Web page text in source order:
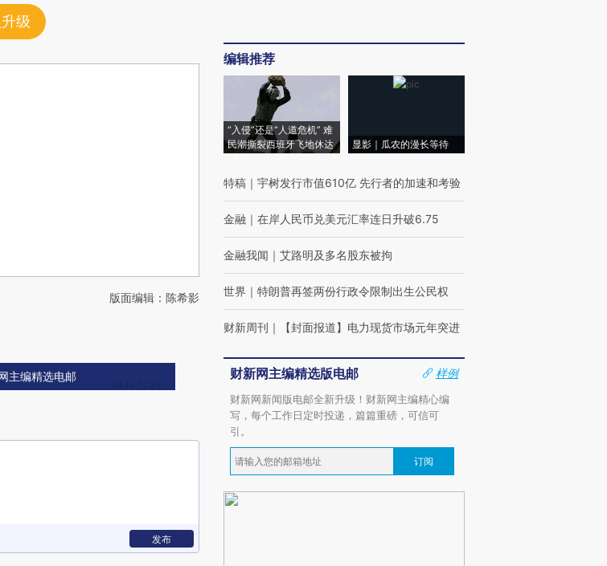
级
版面编辑：陈希影
主编精选电邮
发布
编辑推荐
“入侵”还是“人道危机” 难
民潮撕裂西班牙飞地休达
显影｜瓜农的漫长等待
特稿 ｜ 宇树发行市值610亿 先行者的加速和考验
金融 ｜ 在岸人民币兑美元汇率连日升破6.75
金融我闻 ｜ 艾路明及多名股东被拘
世界 ｜ 特朗普再签两份行政令限制出生公民权
财新周刊 ｜ 【封面报道】电力现货市场元年突进
财新网主编精选版电邮
样例
财新网新闻版电邮全新升级！财新网主编精心编
写，每个工作日定时投递，篇篇重磅，可信可
引。
订阅